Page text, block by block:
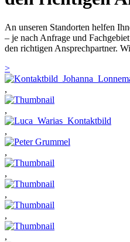
An unseren Standorten helfen
– je nach Anfrage und
den richtigen Ansprechpartner.
>
,
,
,
,
,
,
,
,